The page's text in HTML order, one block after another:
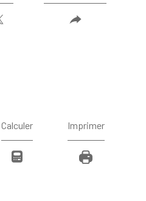
Calculer Imprimer